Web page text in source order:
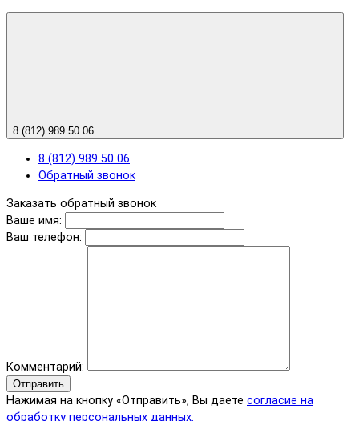
8 (812) 989 50 06
8 (812) 989 50 06
Обратный звонок
Заказать обратный звонок
Ваше имя:
Ваш телефон:
Комментарий:
Отправить
Нажимая на кнопку «Отправить», Вы даете согласие на
обработку персональных данных.